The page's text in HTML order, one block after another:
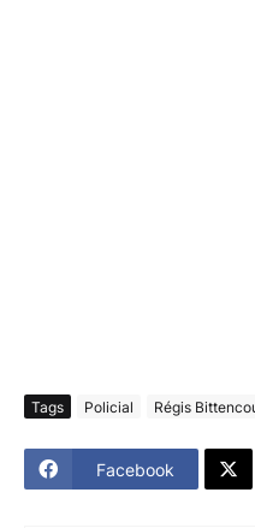
Tags Policial Régis
Facebook